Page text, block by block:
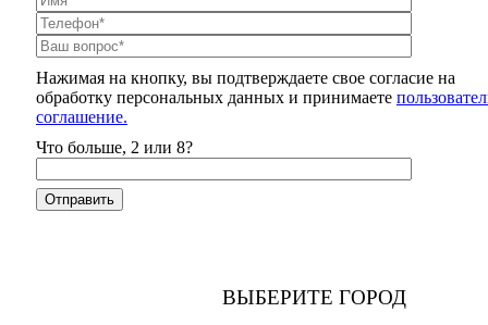
Нажимая на кнопку, вы подтверждаете свое согласие на
обработку персональных данных и принимаете
соглашение.
Что больше, 2 или 8?
ВЫБЕРИТЕ ГОРОД